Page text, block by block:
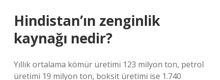
Hindistan’ın zenginlik
kaynağı nedir?
Yıllık ortalama kömür üretimi 123 milyon ton, petrol
üretimi 19 milyon ton, boksit üretimi ise 1.740